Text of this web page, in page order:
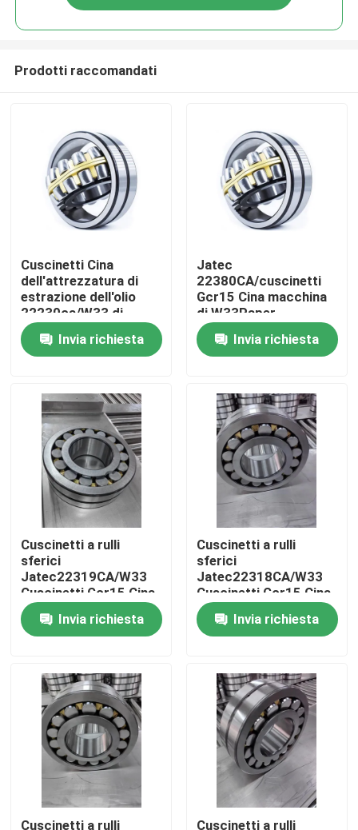
Prodotti
Video
Chi siamo
Giro della fabbrica
Controllo di qualità
Contattaci
Notizia
Cuscinetto a rulli industriale
Prodotti raccomandati
Cuscinetti Cina
dell'attrezzatura di
estrazione dell'olio
22230ca/W33 di
Jacet
Invia richiesta
Jatec
22380CA/cuscinetti
Gcr15 Cina macchina
di W33Paper
Invia richiesta
Cuscinetti a rulli
sferici
Jatec22319CA/W33
Cuscinetti Gcr15 Cina
95×200×67 del fan
Invia richiesta
Cuscinetti a rulli
sferici
Jatec22318CA/W33
Cuscinetti Gcr15 Cina
90×190×64 del fan
Invia richiesta
Cuscinetti a rulli Cuscinetti a rulli